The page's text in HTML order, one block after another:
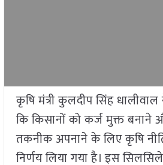
कृषि मंत्री कुलदीप सिंह धालीवाल
कि किसानों को कर्ज मुक्त बनाने
तकनीक अपनाने के लिए कृषि
निर्णय लिया गया है। इस